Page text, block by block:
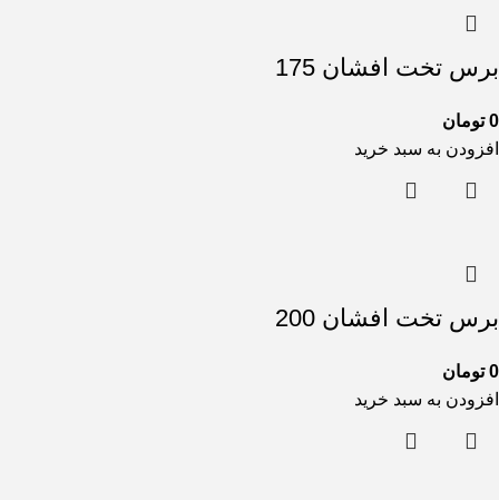
برس تخت افشان 175
0 تومان
افزودن به سبد خرید
برس تخت افشان 200
0 تومان
افزودن به سبد خرید